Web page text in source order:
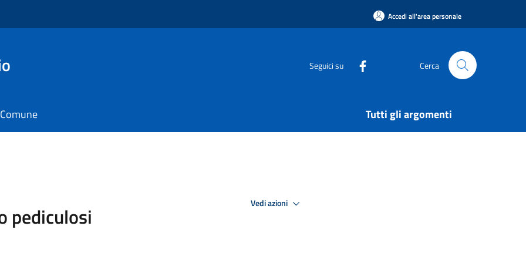
Accedi all'area personale
Seguici su Cerca
Tutti gli argomenti
pediculosi Vedi azioni